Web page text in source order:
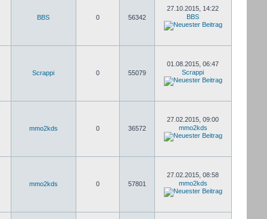
BBS 0 56342
27.10.2015, 14:22
BBS
Scrappi 0 55079
01.08.2015, 06:47
Scrappi
mmo2kds 0 36572
27.02.2015, 09:00
mmo2kds
mmo2kds 0 57801
27.02.2015, 08:58
mmo2kds